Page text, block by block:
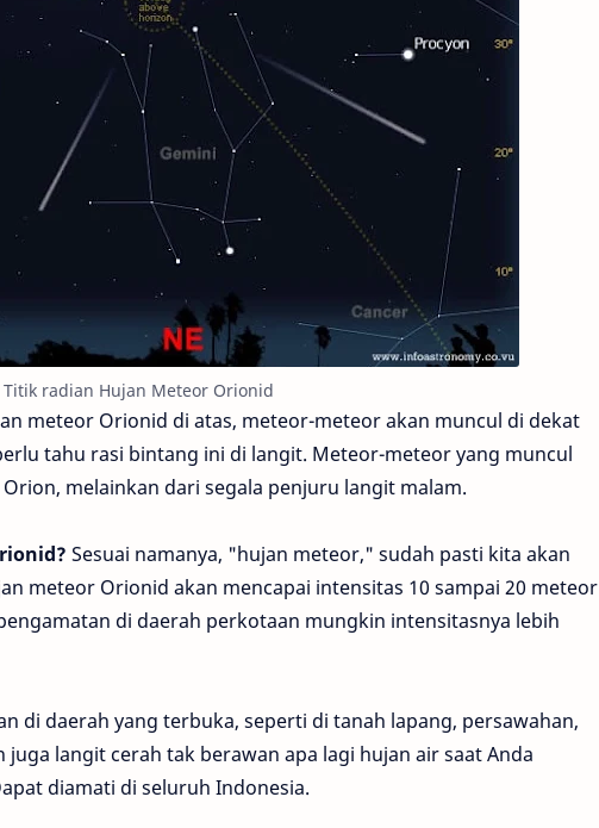
Titik radian Hujan Meteor Orionid
meteor Orionid di atas, meteor-meteor akan muncul di dekat
tahu rasi bintang ini di langit. Meteor-meteor yang muncul
melainkan dari segala penjuru langit malam.
Sesuai namanya, "hujan meteor," sudah pasti kita akan
meteor Orionid akan mencapai intensitas 10 sampai 20 meteor
di daerah perkotaan mungkin intensitasnya lebih
di daerah yang terbuka, seperti di tanah lapang, persawahan,
langit cerah tak berawan apa lagi hujan air saat Anda
diamati di seluruh Indonesia.